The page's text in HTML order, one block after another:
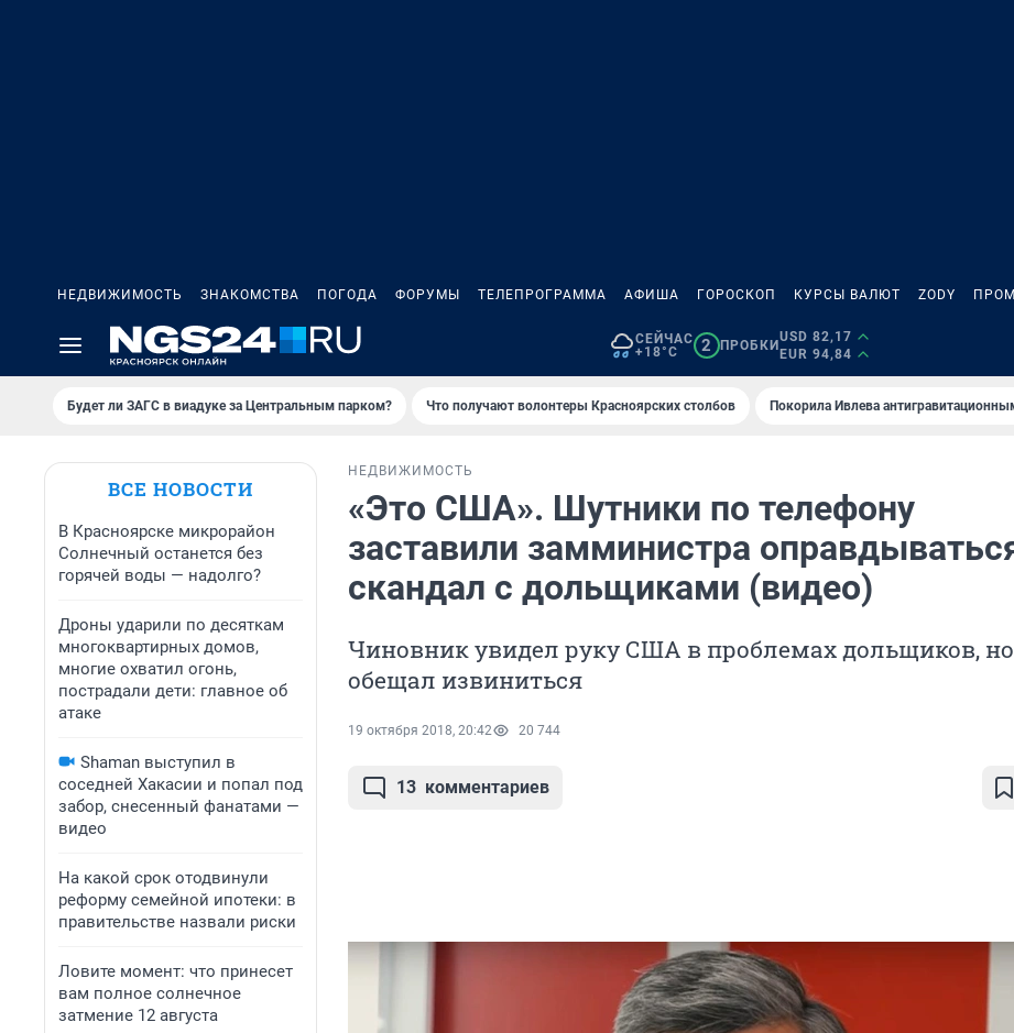
НЕДВИЖИМОСТЬ ЗНАКОМСТВА ПОГОДА ФОРУМЫ ТЕЛЕПРОГРАММА АФИША ГОРОСКОП КУРСЫ ВАЛЮТ ZODY
СЕЙЧАС
+18°C
2 ПРОБКИ
USD 82,17
EUR 94,84
Будет ли ЗАГС в виадуке за Центральным парком? Что получают волонтеры Красноярских столбов Покорила Ивлева
ВСЕ НОВОСТИ
В Красноярске микрорайон
Солнечный останется без
горячей воды — надолго?
Дроны ударили по десяткам
многоквартирных домов,
многие охватил огонь,
пострадали дети: главное об
атаке
Shaman выступил в
соседней Хакасии и попал под
забор, снесенный фанатами —
видео
На какой срок отодвинули
реформу семейной ипотеки: в
правительстве назвали риски
Ловите момент: что принесет
вам полное солнечное
затмение 12 августа
НЕДВИЖИМОСТЬ
«Это США». Шутники по телефону
заставили замминистра
скандал с дольщиками (видео)
Чиновник увидел руку США в проблемах дольщиков, но
обещал извиниться
19 октября 2018, 20:42 20 744
13 комментариев